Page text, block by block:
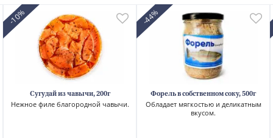
-10%
Сугудай из чавычи, 200г
Нежное филе благородной чавычи.
-44%
Форель в собственном соку, 500г
Обладает мягкостью и деликатным
вкусом.